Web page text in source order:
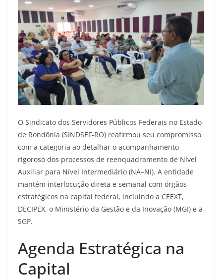
O Sindicato dos Servidores Públicos Federais no Estado
de Rondônia (SINDSEF-RO) reafirmou seu compromisso
com a categoria ao detalhar o acompanhamento
rigoroso dos processos de reenquadramento de Nível
Auxiliar para Nível Intermediário (NA–NI). A entidade
mantém interlocução direta e semanal com órgãos
estratégicos na capital federal, incluindo a CEEXT,
DECIPEX, o Ministério da Gestão e da Inovação (MGI) e a
SGP.
​Agenda Estratégica na
Capital